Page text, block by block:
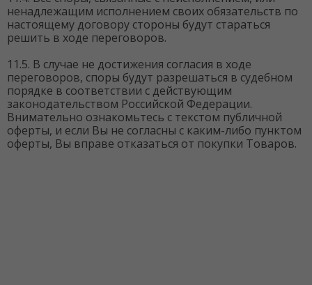
ненадлежащим исполнением своих обязательств по
настоящему договору стороны будут стараться
решить в ходе переговоров.
11.5. В случае не достижения согласия в ходе
переговоров, споры будут разрешаться в судебном
порядке в соответствии с действующим
законодательством Российской Федерации.
Внимательно ознакомьтесь с текстом публичной
оферты, и если Вы не согласны с каким-либо пунктом
оферты, Вы вправе отказаться от покупки Товаров.